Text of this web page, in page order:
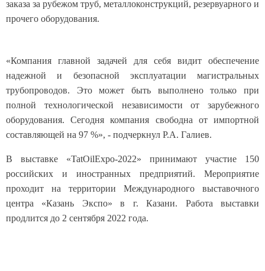
прочего оборудования.
надежной и безопасной эксплуатации магистральных
трубопроводов. Это может быть выполнено только при
полной технологической независимости от зарубежного
оборудования. Сегодня компания свободна от импортной
составляющей на 97 %», - подчеркнул Р.А. Галиев.
российских и иностранных предприятий. Мероприятие
проходит на территории Международного выставочного
центра «Казань Экспо» в г. Казани. Работа выставки
продлится до 2 сентября 2022 года.